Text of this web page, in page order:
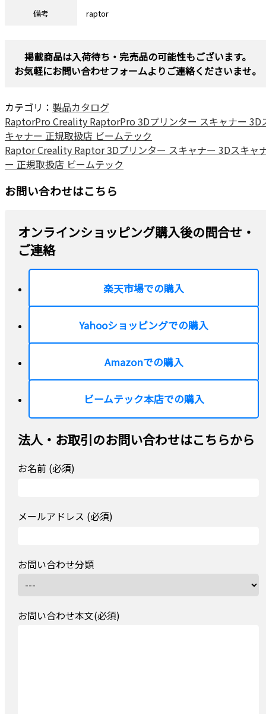
備考 raptor
掲載商品は入荷待ち・完売品の可能性もございます。
お気軽にお問い合わせフォームよりご連絡くださいませ。
カテゴリ： 製品カタログ
RaptorPro Creality RaptorPro 3Dプリンター スキャナー 3D
キャナー 正規取扱店 ビームテック
Raptor Creality Raptor 3Dプリンター スキャナー 3Dスキャ
ー 正規取扱店 ビームテック
お問い合わせはこちら
オンラインショッピング購入後の問合せ・
ご連絡
楽天市場での購入
Yahooショッピングでの購入
Amazonでの購入
ビームテック本店での購入
法人・お取引のお問い合わせはこちらから
お名前 (必須)
メールアドレス (必須)
お問い合わせ分類
お問い合わせ本文(必須)